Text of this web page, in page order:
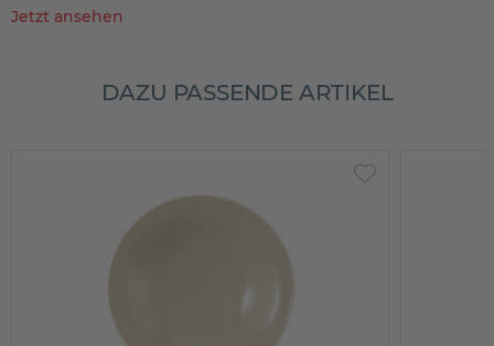
Jetzt ansehen
DAZU PASSENDE ARTIKEL